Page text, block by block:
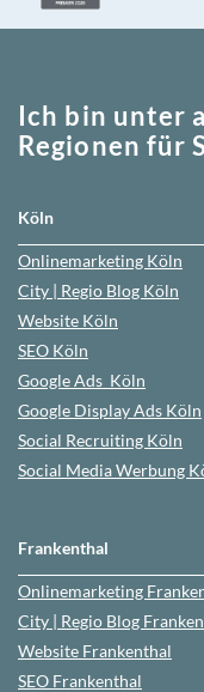
Ich bin unter
Regionen für
Köln
Onlinemarketing Köln
City | Regio Blog Köln
Website Köln
SEO Köln
Google Ads Köln
Google Display Ads Köln
Social Recruiting Köln
Social Media Werbung
Frankenthal
Onlinemarketing
City | Regio Blog
Website Frankenthal
SEO Frankenthal